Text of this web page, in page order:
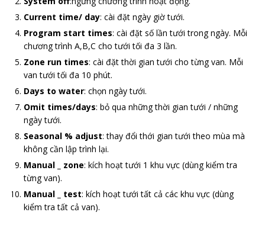
Current time/ day: cài đặt ngày giờ tưới.
Program start times: cài đặt số lần tưới trong ngày. Mỗi
chương trình A,B,C cho tưới tối đa 3 lần.
Zone run times: cài đặt thời gian tưới cho từng van. Mỗi
van tưới tối đa 10 phút.
Days to water: chọn ngày tưới.
Omit times/days: bỏ qua những thời gian tưới / những
ngày tưới.
Seasonal % adjust: thay đổi thới gian tưới theo mùa mà
không cần lập trình lại.
Manual _ zone: kích hoạt tưới 1 khu vực (dùng kiểm tra
từng van).
Manual _ test: kích hoạt tưới tất cả các khu vực (dùng
kiểm tra tất cả van).